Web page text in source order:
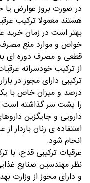
در صورت بروز عوارض
هستند معمولا ترکیب
بهتر است در زمان خرید
خواص و موارد منع مصرف
قطعی و مصرف دوره ای
از ترکیب خودسرانه
ترکیبی دارای مجوز در
درصد و میزان خاص با
را پشت سر گذاشته است و
دارویی و جایگزین
استفاده ی زنان باردار
انجام شود.
عرقیات ترکیبی قدح، با
نظر مهندسین صنایع
و دارای مجوز از وزارت